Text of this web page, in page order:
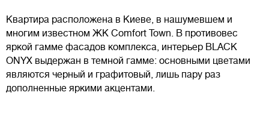
Квартира расположена в Киеве, в нашумевшем и
многим известном ЖК Comfort Town. В противовес
яркой гамме фасадов комплекса, интерьер BLACK
ONYX выдержан в темной гамме: основными цветами
являются черный и графитовый, лишь пару раз
дополненные яркими акцентами.